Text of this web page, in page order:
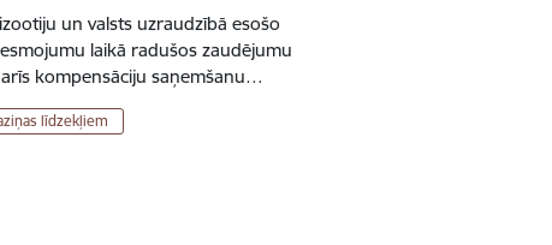
un valsts uzraudzībā esošo
laikā radušos zaudējumu
kompensāciju saņemšanu…
līdzekļiem